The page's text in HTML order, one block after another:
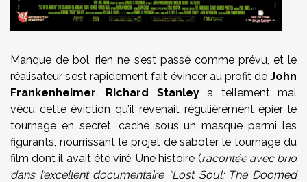
Manque de bol, rien ne s’est passé comme prévu, et le
réalisateur s’est rapidement fait évincer au profit de John
Frankenheimer. Richard Stanleya tellement mal
vécu cette éviction qu’il revenait régulièrement épier le
tournage en secret, caché sous un masque parmi les
figurants, nourrissant le projet de saboter le tournage du
film dont il avait été viré. Une histoire (racontée avec brio
dans l’excellent documentaire “Lost Soul: The Doomed